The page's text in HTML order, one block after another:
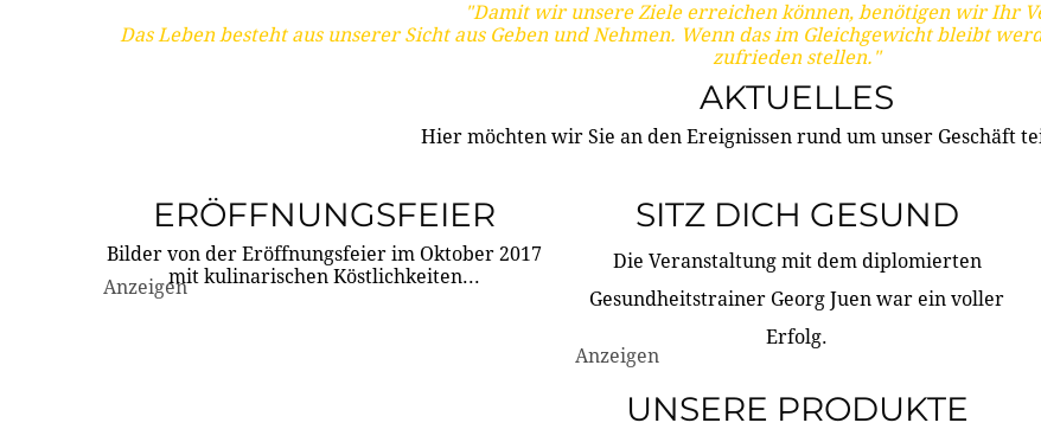
"Damit wir unsere Ziele erreichen können, benötigen wir Ihr
Das Leben besteht aus unserer Sicht aus Geben und Nehmen. Wenn das im Gleichgewicht bleibt
zufrieden stellen."
AKTUELLES
Hier möchten wir Sie an den Ereignissen rund um unser Geschäft
ERÖFFNUNGSFEIER
Bilder von der Eröffnungsfeier im Oktober 2017
mit kulinarischen Köstlichkeiten...
Anzeigen
SITZ DICH GESUND
Die Veranstaltung mit dem diplomierten
Gesundheitstrainer Georg Juen war ein voller
Erfolg.
Anzeigen
UNSERE PRODUKTE